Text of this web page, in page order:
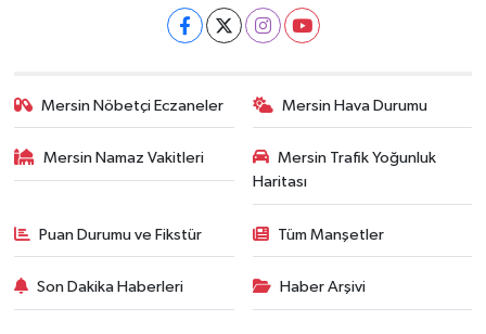
Mersin Nöbetçi Eczaneler Mersin Hava Durumu
Mersin Namaz Vakitleri
Mersin Trafik Yoğunluk
Haritası
Puan Durumu ve Fikstür Tüm Manşetler
Son Dakika Haberleri Haber Arşivi